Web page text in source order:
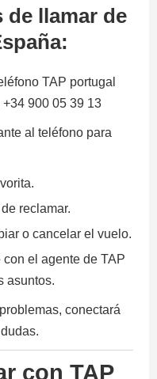
de llamar de
TAP portugal
900 05 39 13
al teléfono para
reclamar.
o cancelar el vuelo.
el agente de TAP
asuntos.
conectará
con TAP